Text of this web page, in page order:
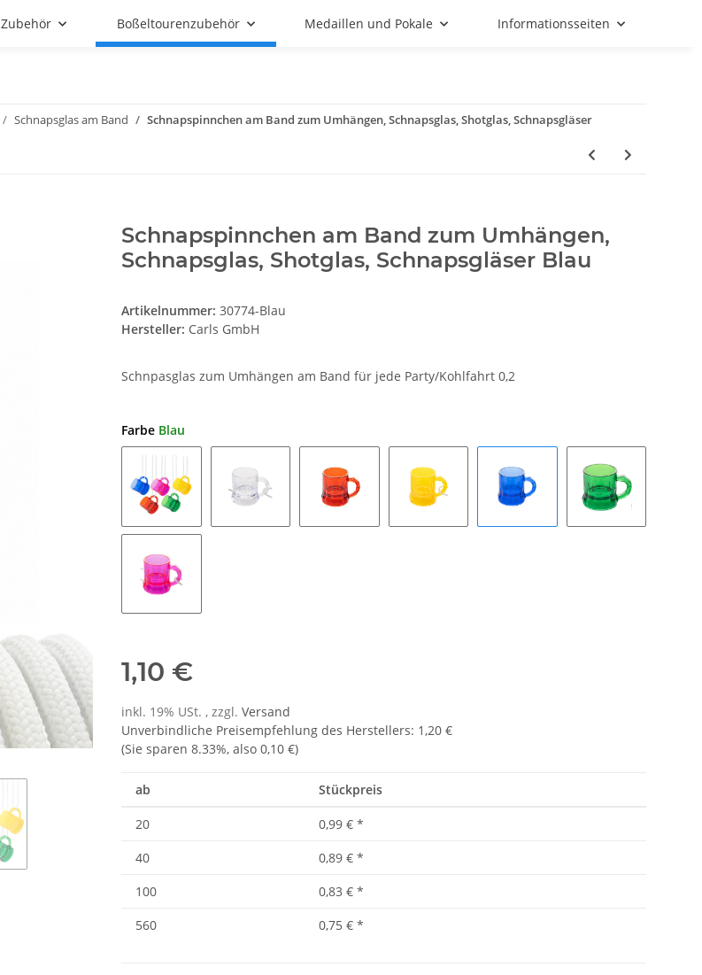
Zubehör Boßeltourenzubehör Medaillen und Pokale Informationsseiten
Schnapsglas am Band Schnapspinnchen am Band zum Umhängen, Schnapsglas, Shotglas, Schnapsgläser
Schnapspinnchen am Band zum Umhängen,
Schnapsglas, Shotglas, Schnapsgläser Blau
Artikelnummer: 30774-Blau
Hersteller: Carls GmbH
Schnpasglas zum Umhängen am Band für jede Party/Kohlfahrt 0,2
Farbe Blau
Bunt
1,10 €
inkl. 19% USt. , zzgl. Versand
Unverbindliche Preisempfehlung des Herstellers: 1,20 €
(Sie sparen 8.33%, also 0,10 €)
ab Stückpreis
20 0,99 € *
40
0,89 € *
100
0,83 € *
560
0,75 € *